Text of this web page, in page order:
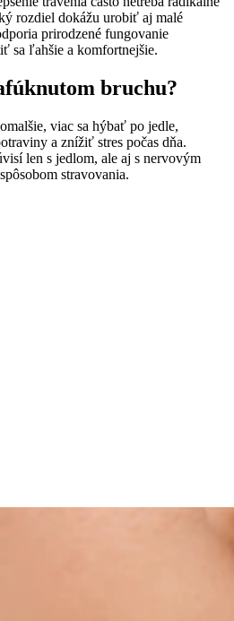
rozdiel dokážu urobiť aj malé
prirodzené fungovanie
sa ľahšie a komfortnejšie.
bruchu?
viac sa hýbať po jedle,
a znížiť stres počas dňa.
len s jedlom, ale aj s nervovým
stravovania.